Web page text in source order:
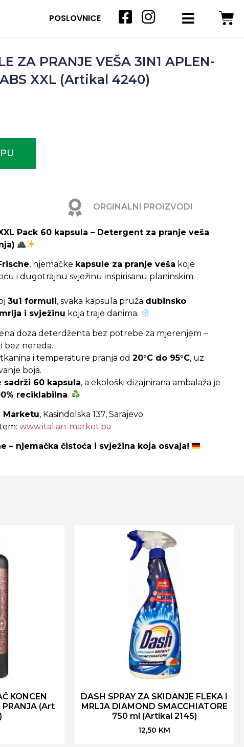
POSLOVNICE
ZA PRANJE VEŠA 3IN1 APLEN-
XXL (Artikal 4240)
ORGINALNI PROIZVODI
Pack 60 kapsula – Detergent za pranje veša
, njemačke kapsule za pranje veša koje
i dugotrajnu svježinu inspirisanu planinskim
3u1 formuli, svaka kapsula pruža dubinsko
i svježinu koja traje danima.
doza deterdženta bez potrebe za mjerenjem –
bez nereda.
i temperature pranja od 20°C do 95°C, uz
boja.
sadrži 60 kapsula, a ekološki dizajnirana ambalaža je
reciklabilna.
Marketu, Kasindolska 137, Sarajevo.
www.italian-market.ba
– njemačka čistoća i svježina koja osvaja!
KONCEN
(Art
DASH SPRAY ZA SKIDANJE FLEKA I
MRLJA DIAMOND SMACCHIATORE
750 ml (Artikal 2145)
12,50 KM